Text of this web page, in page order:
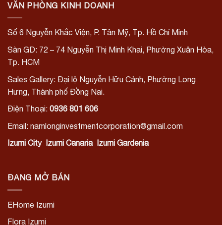
VĂN PHÒNG KINH DOANH
Số 6 Nguyễn Khắc Viện, P. Tân Mỹ, Tp. Hồ Chí Minh
Sàn GD: 72 – 74 Nguyễn Thị Minh Khai, Phường Xuân Hòa,
Tp. HCM
Sales Gallery: Đại lộ Nguyễn Hữu Cảnh, Phường Long
Hưng, Thành phố Đồng Nai.
Điện Thoại: 0936 801 606
Email: namlonginvestmentcorporation@gmail.com
Izumi City
Izumi Canaria Izumi Gardenia
ĐANG MỞ BÁN
EHome Izumi
Flora Izumi